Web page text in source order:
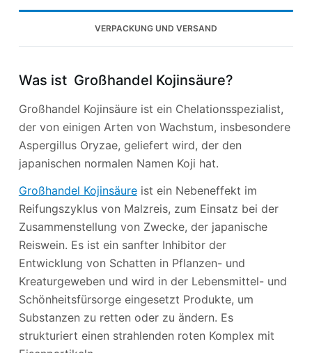
VERPACKUNG UND VERSAND
Was ist Großhandel Kojinsäure?
Großhandel Kojinsäure ist ein Chelationsspezialist,
der von einigen Arten von Wachstum, insbesondere
Aspergillus Oryzae, geliefert wird, der den
japanischen normalen Namen Koji hat.
Großhandel Kojinsäureist ein Nebeneffekt im
Reifungszyklus von Malzreis, zum Einsatz bei der
Zusammenstellung von Zwecke, der japanische
Reiswein. Es ist ein sanfter Inhibitor der
Entwicklung von Schatten in Pflanzen- und
Kreaturgeweben und wird in der Lebensmittel- und
Schönheitsfürsorge eingesetzt Produkte, um
Substanzen zu retten oder zu ändern. Es
strukturiert einen strahlenden roten Komplex mit